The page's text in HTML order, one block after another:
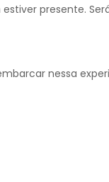
presente.
nessa